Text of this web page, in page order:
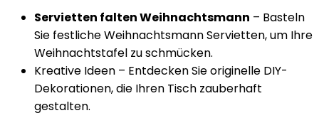
Servietten falten Weihnachtsmann – Basteln
Sie festliche Weihnachtsmann Servietten, um Ihre
Weihnachtstafel zu schmücken.
Kreative Ideen – Entdecken Sie originelle DIY-
Dekorationen, die Ihren Tisch zauberhaft
gestalten.